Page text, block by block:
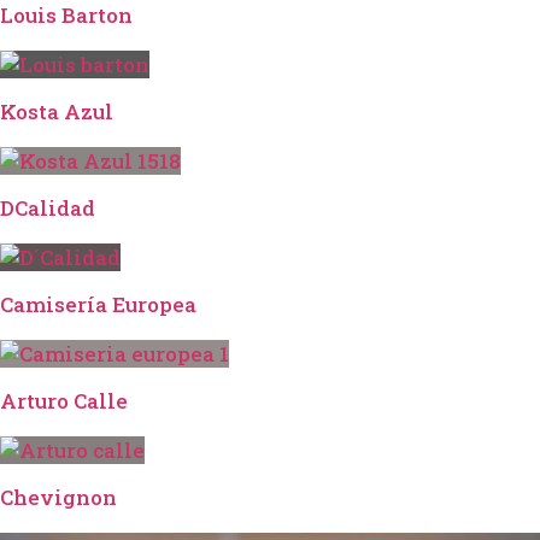
Louis Barton
Kosta Azul
DCalidad
Camisería Europea
Arturo Calle
Chevignon